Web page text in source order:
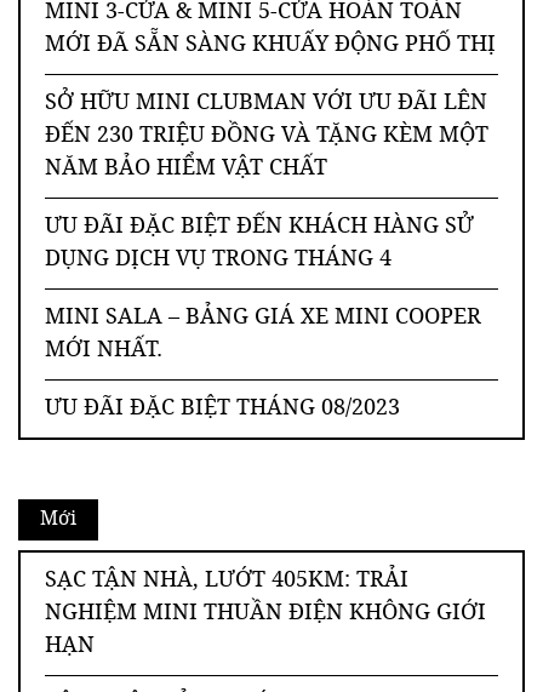
MINI 3-CỬA & MINI 5-CỬA HOÀN TOÀN
MỚI ĐÃ SẴN SÀNG KHUẤY ĐỘNG PHỐ THỊ
SỞ HỮU MINI CLUBMAN VỚI ƯU ĐÃI LÊN
ĐẾN 230 TRIỆU ĐỒNG VÀ TẶNG KÈM MỘT
NĂM BẢO HIỂM VẬT CHẤT
ƯU ĐÃI ĐẶC BIỆT ĐẾN KHÁCH HÀNG SỬ
DỤNG DỊCH VỤ TRONG THÁNG 4
MINI SALA – BẢNG GIÁ XE MINI COOPER
MỚI NHẤT.
ƯU ĐÃI ĐẶC BIỆT THÁNG 08/2023
Mới
SẠC TẬN NHÀ, LƯỚT 405KM: TRẢI
NGHIỆM MINI THUẦN ĐIỆN KHÔNG GIỚI
HẠN